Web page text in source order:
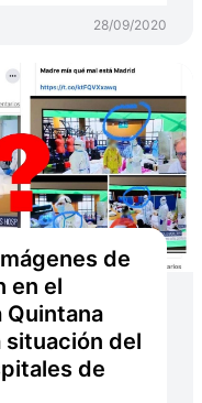
28/09/2020
de
en el
Quintana
situación del
de